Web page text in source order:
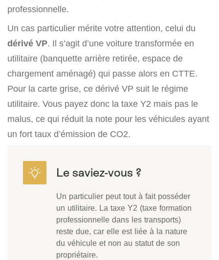
professionnelle.
Un cas particulier mérite votre attention, celui du
dérivé VP. Il s’agit d’une voiture transformée en
utilitaire (banquette arrière retirée, espace de
chargement aménagé) qui passe alors en CTTE.
Pour la carte grise, ce dérivé VP suit le régime
utilitaire. Vous payez donc la taxe Y2 mais pas le
malus, ce qui réduit la note pour les véhicules ayant
un fort taux d’émission de CO2.
Un particulier peut tout à fait posséder
un utilitaire. La taxe Y2 (taxe formation
professionnelle dans les transports)
reste due, car elle est liée à la nature
du véhicule et non au statut de son
propriétaire.